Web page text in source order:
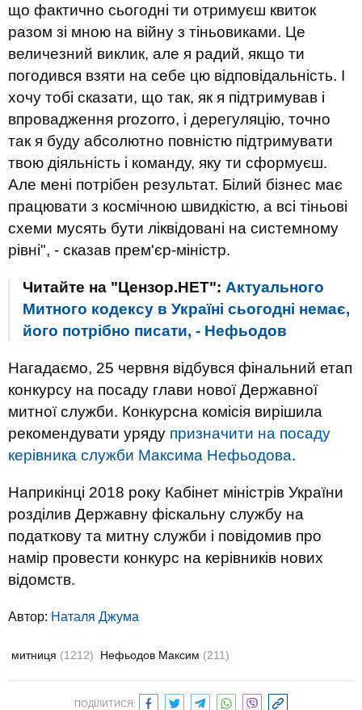
що фактично сьогодні ти отримуєш квиток
разом зі мною на війну з тіньовиками. Це
величезний виклик, але я радий, якщо ти
погодився взяти на себе цю відповідальність. І
хочу тобі сказати, що так, як я підтримував і
впровадження prozorro, і дерегуляцію, точно
так я буду абсолютно повністю підтримувати
твою діяльність і команду, яку ти сформуєш.
Але мені потрібен результат. Білий бізнес має
працювати з космічною швидкістю, а всі тіньові
схеми мусять бути ліквідовані на системному
рівні", - сказав прем'єр-міністр.
Читайте на "Цензор.НЕТ": Актуального
Митного кодексу в Україні сьогодні немає,
його потрібно писати, - Нефьодов
Нагадаємо, 25 червня відбувся фінальний етап
конкурсу на посаду глави нової Державної
митної служби. Конкурсна комісія вирішила
рекомендувати уряду призначити на посаду
керівника служби Максима Нефьодова.
Наприкінці 2018 року Кабінет міністрів України
розділив Державну фіскальну службу на
податкову та митну служби і повідомив про
намір провести конкурс на керівників нових
відомств.
Автор: Наталя Джума
митниця (1212) Нефьодов Максим (211)
ПОДІЛИТИСЯ: